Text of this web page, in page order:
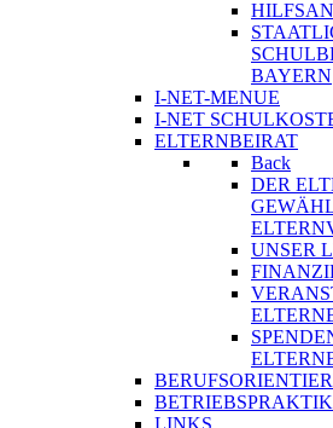
BAYERN
I-NET-MENUE
I-NET
ELTERNBEIRAT
Back
DER
UNSER
LINKS